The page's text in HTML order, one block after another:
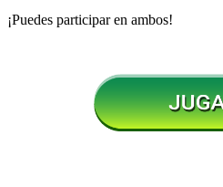
¡Puedes participar en ambos!